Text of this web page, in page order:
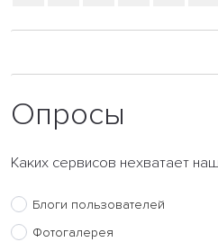
Опросы
Каких сервисов нехватает
Блоги пользователей
Фотогалерея